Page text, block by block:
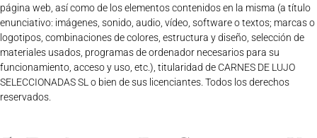
página web, así como de los elementos contenidos en la misma (a título
enunciativo: imágenes, sonido, audio, vídeo, software o textos; marcas o
logotipos, combinaciones de colores, estructura y diseño, selección de
materiales usados, programas de ordenador necesarios para su
funcionamiento, acceso y uso, etc.), titularidad de CARNES DE LUJO
SELECCIONADAS SL o bien de sus licenciantes. Todos los derechos
reservados.